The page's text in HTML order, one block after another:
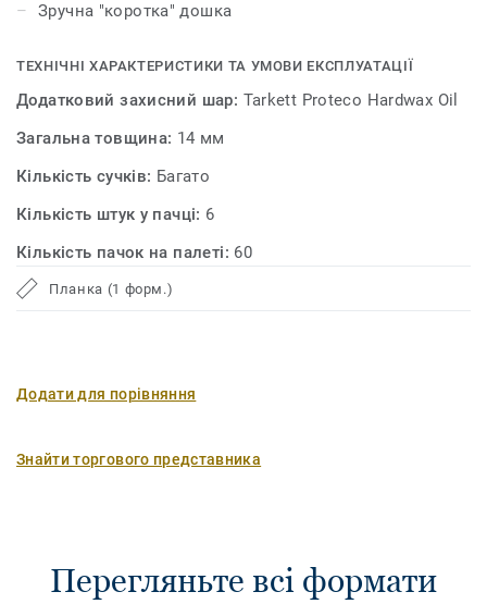
Зручна "коротка" дошка
ТЕХНІЧНІ ХАРАКТЕРИСТИКИ ТА УМОВИ ЕКСПЛУАТАЦІЇ
Додатковий захисний шар: Tarkett Proteco Hardwax Oil
Загальна товщина: 14 мм
Кількість сучків: Багато
Кількість штук у пачці: 6
Кількість пачок на палеті: 60
Планка (1 форм.)
Додати для порівняння
Знайти торгового представника
Перегляньте всі формати